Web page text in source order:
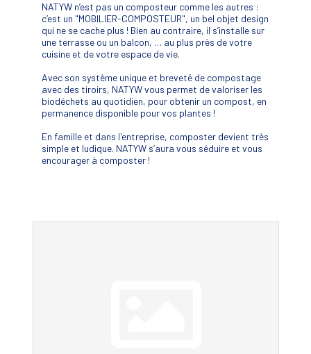
NATYW n’est pas un composteur comme les autres :
c’est un "MOBILIER-COMPOSTEUR", un bel objet design
qui ne se cache plus ! Bien au contraire, il s’installe sur
une terrasse ou un balcon, … au plus près de votre
cuisine et de votre espace de vie.
Avec son système unique et breveté de compostage
avec des tiroirs, NATYW vous permet de valoriser les
biodéchets au quotidien, pour obtenir un compost, en
permanence disponible pour vos plantes !
En famille et dans l'entreprise, composter devient très
simple et ludique. NATYW s’aura vous séduire et vous